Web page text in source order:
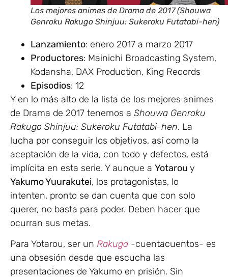
Los mejores animes de Drama de 2017 (Shouwa
Genroku Rakugo Shinjuu: Sukeroku Futatabi-hen)
Lanzamiento: enero 2017 a marzo 2017
Productores: Mainichi Broadcasting System,
Kodansha, DAX Production, King Records
Episodios: 12
Y en lo más alto de la lista de los mejores animes
de Drama de 2017 tenemos a Shouwa Genroku
Rakugo Shinjuu: Sukeroku Futatabi-hen. La
lucha por conseguir los objetivos, así como la
aceptación de la vida, con todo y defectos, está
implícita en esta serie. Y aunque a Yotarou y
Yakumo Yuurakutei, los protagonistas, lo
intenten, pronto se dan cuenta que con solo
querer, no basta para poder. Deben hacer que
ocurran sus metas.
Para Yotarou, ser un Rakugo -cuentacuentos- es
una obsesión desde que escucha las
presentaciones de Yakumo en prisión. Sin